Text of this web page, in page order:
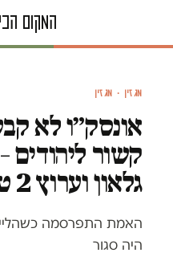
מגזין · מגזין
אונסק״ו לא
קשור ליהודים
גלאון וערוץ 2 טוענים שכן?
האמת התפרסמה
היה סגור